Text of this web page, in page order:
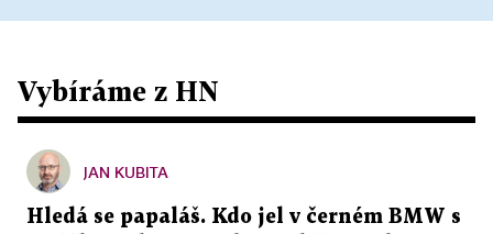
Vybíráme z HN
JAN KUBITA
Hledá se papaláš. Kdo jel v černém BMW s